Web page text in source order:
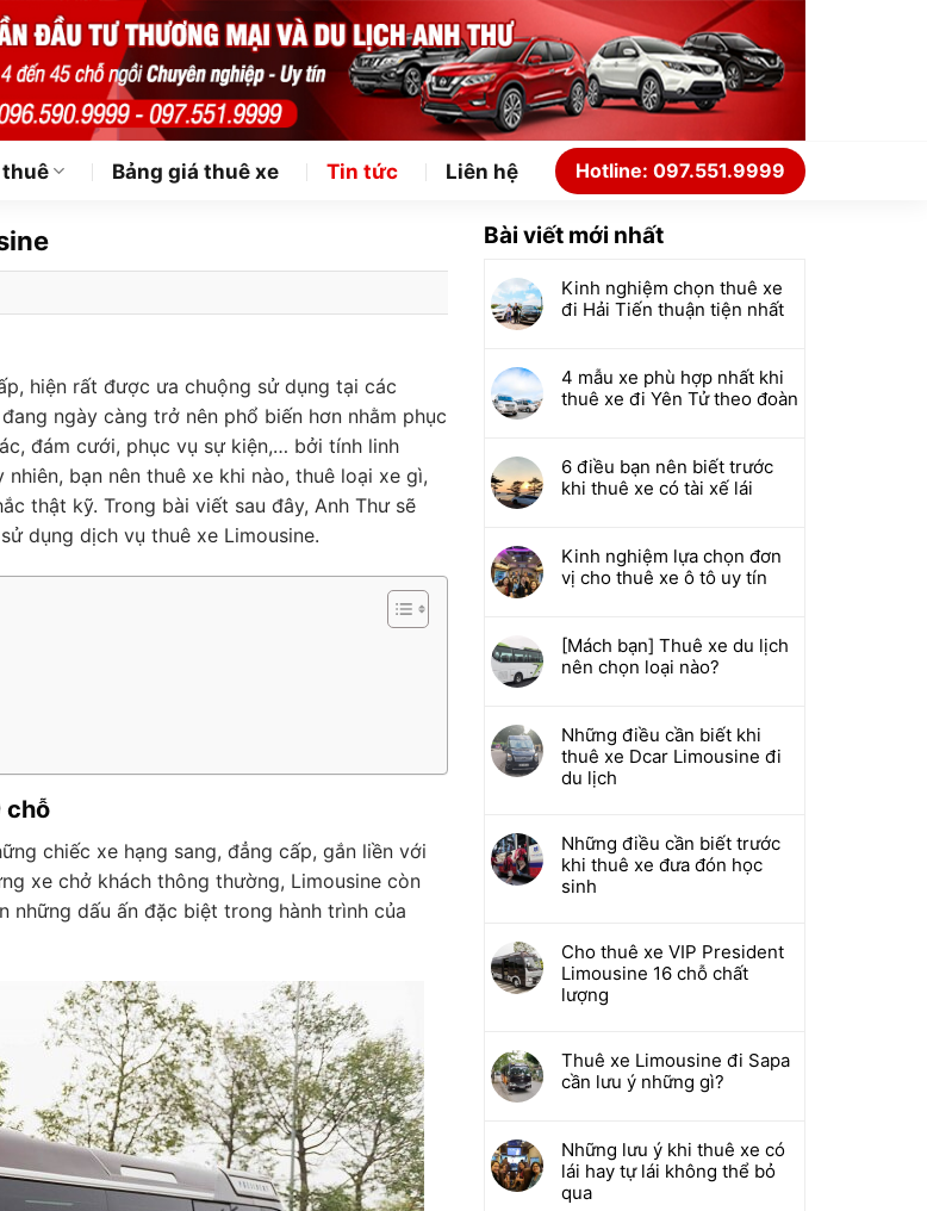
thuê Bảng giá thuê xe Tin tức Liên hệ Hotline: 097.551.9999
hiện rất được ưa chuộng sử dụng tại các
ngày càng trở nên phổ biến hơn nhằm phục
đám cưới, phục vụ sự kiện,… bởi tính linh
bạn nên thuê xe khi nào, thuê loại xe gì,
thật kỹ. Trong bài viết sau đây, Anh Thư sẽ
dụng dịch vụ thuê xe Limousine.
chỗ
chiếc xe hạng sang, đẳng cấp, gắn liền với
xe chở khách thông thường, Limousine còn
những dấu ấn đặc biệt trong hành trình của
Bài viết mới nhất
Kinh nghiệm chọn thuê xe
đi Hải Tiến thuận tiện nhất
4 mẫu xe phù hợp nhất khi
thuê xe đi Yên Tử theo đoàn
6 điều bạn nên biết trước
khi thuê xe có tài xế lái
Kinh nghiệm lựa chọn đơn
vị cho thuê xe ô tô uy tín
[Mách bạn] Thuê xe du lịch
nên chọn loại nào?
Những điều cần biết khi
thuê xe Dcar Limousine đi
du lịch
Những điều cần biết trước
khi thuê xe đưa đón học
sinh
Cho thuê xe VIP President
Limousine 16 chỗ chất
lượng
Thuê xe Limousine đi Sapa
cần lưu ý những gì?
Những lưu ý khi thuê xe có
lái hay tự lái không thể bỏ
qua